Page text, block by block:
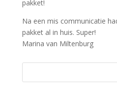
pakket!
Na een mis communicatie
pakket al in huis. Super!
Marina van Miltenburg